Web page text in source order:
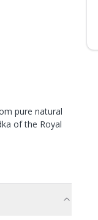
pure natural
of the Royal